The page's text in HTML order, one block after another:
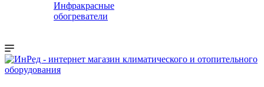
Инфракрасные
обогреватели